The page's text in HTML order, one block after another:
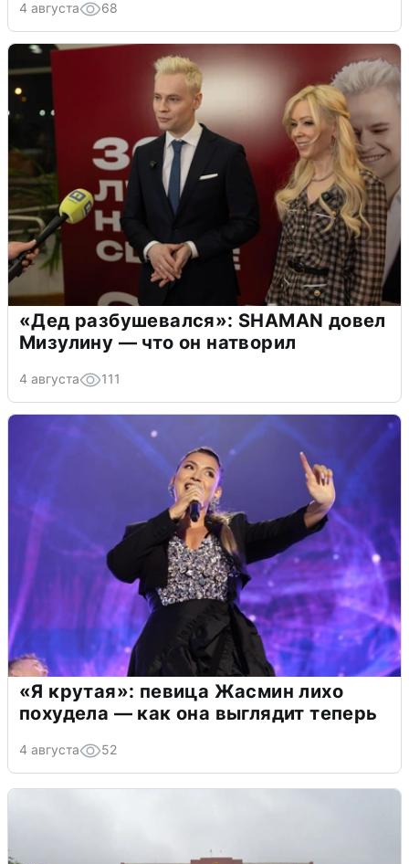
4 августа 68
«Дед разбушевался»: SHAMAN довел
Мизулину — что он натворил
4 августа 111
«Я крутая»: певица Жасмин лихо
похудела — как она выглядит теперь
4 августа 52